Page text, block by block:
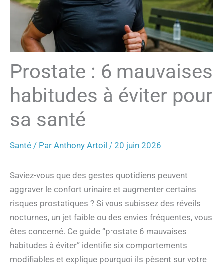
Prostate : 6 mauvaises
habitudes à éviter pour
sa santé
Santé / Par Anthony Artoil / 20 juin 2026
Saviez-vous que des gestes quotidiens peuvent
aggraver le confort urinaire et augmenter certains
risques prostatiques ? Si vous subissez des réveils
nocturnes, un jet faible ou des envies fréquentes, vous
êtes concerné. Ce guide “prostate 6 mauvaises
habitudes à éviter” identifie six comportements
modifiables et explique pourquoi ils pèsent sur votre